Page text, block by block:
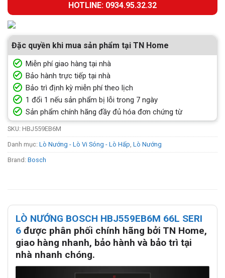
HOTLINE: 0934.95.32.32
Đặc quyền khi mua sản phẩm tại TN Home
Miễn phí giao hàng tại nhà
Bảo hành trực tiếp tại nhà
Bảo trì định kỳ miễn phí theo lịch
1 đổi 1 nếu sản phẩm bị lỗi trong 7 ngày
Sản phẩm chính hãng đầy đủ hóa đơn chứng từ
SKU: HBJ559EB6M
Danh mục: Lò Nướng - Lò Vi Sóng - Lò Hấp, Lò Nướng
Brand: Bosch
LÒ NƯỚNG BOSCH HBJ559EB6M 66L SERI
6 được phân phối chính hãng bởi TN Home,
giao hàng nhanh, bảo hành và bảo trì tại
nhà nhanh chóng.